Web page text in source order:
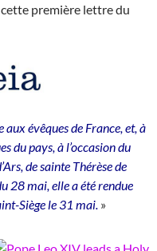
première lettre du
évêques de France, et, à
du pays, à l’occasion du
de sainte Thérèse de
28 mai, elle a été rendue
Siège le 31 mai. »